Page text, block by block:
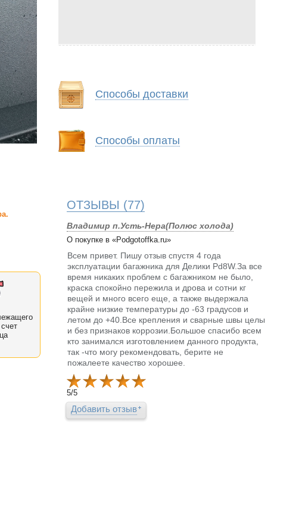
Способы доставки
Способы оплаты
ОТЗЫВЫ (77)
Владимир п.Усть-Нера(Полюс холода)
О покупке в «Podgotoffka.ru»
Всем привет. Пишу отзыв спустя 4 года
эксплуатации багажника для Делики Pd8W.За все
время никаких проблем с багажником не было,
краска спокойно пережила и дрова и сотни кг
вещей и много всего еще, а также выдержала
крайне низкие температуры до -63 градусов и
летом до +40.Все крепления и сварные швы целы
и без признаков коррозии.Большое спасибо всем
кто занимался изготовлением данного продукта,
так -что могу рекомендовать, берите не
пожалеете качество хорошее.
5/5
Добавить отзыв